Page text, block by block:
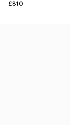
£810